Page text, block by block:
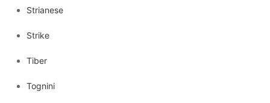
Strianese
Strike
Tiber
Tognini